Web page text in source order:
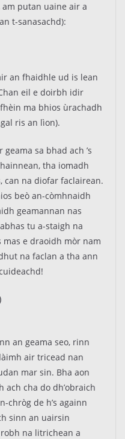
am putan uaine air a
t-sanasachd):
an fhaidhle ud is lean
eil e doirbh idir
ma bhios ùrachadh
ris an lìon).
sa bhad ach ’s
tha iomadh
can na diofar faclairean.
beò an-còmhnaidh
geamannan nas
tu a-staigh na
mas e draoidh mòr nam
na faclan a tha ann
an geama seo, rinn
air tricead nan
mar sin. Bha aon
ach cha do dh’obraich
chròg de h’s againn
sinn an uairsin
na litrichean a